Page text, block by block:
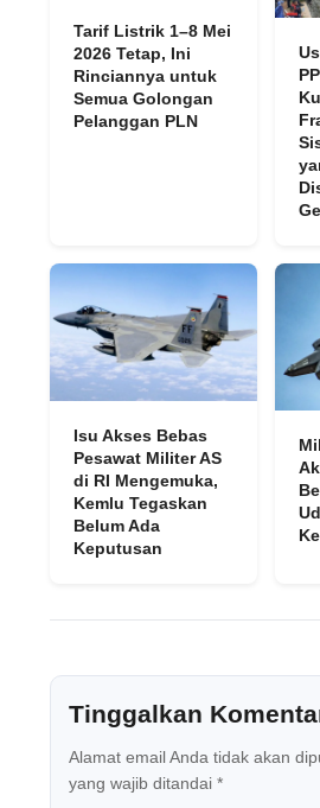
Tarif Listrik 1–8 Mei
2026 Tetap, Ini
Rinciannya untuk
Semua Golongan
Pelanggan PLN
Isu Akses Bebas
Pesawat Militer AS
di RI Mengemuka,
Kemlu Tegaskan
Belum Ada
Keputusan
Tinggalkan
Alamat email Anda tidak akan
yang wajib ditandai *